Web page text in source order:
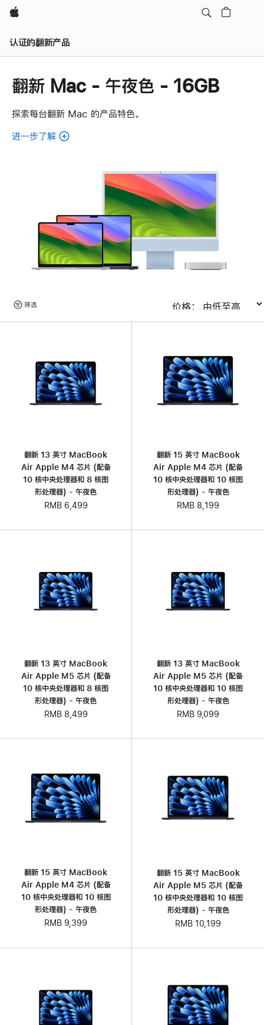
Apple
认证的翻新产品
翻新 Mac - 午夜色 - 16GB
探索每台翻新 Mac 的产品特色。
进一步了解
Mac。
览
筛选
翻新 13 英寸 MacBook
Air Apple M4 芯片 (配备
10 核中央处理器和 8 核图
形处理器) - 午夜色
RMB 6,499
翻新 15 英寸 MacBook
Air Apple M4 芯片 (配备
10 核中央处理器和 10 核图
形处理器) - 午夜色
RMB 8,199
翻新 13 英寸 MacBook
Air Apple M5 芯片 (配备
10 核中央处理器和 8 核图
形处理器) - 午夜色
RMB 8,499
翻新 13 英寸 MacBook
Air Apple M5 芯片 (配备
10 核中央处理器和 10 核图
形处理器) - 午夜色
RMB 9,099
翻新 15 英寸 MacBook
Air Apple M4 芯片 (配备
10 核中央处理器和 10 核图
形处理器) - 午夜色
RMB 9,399
翻新 15 英寸 MacBook
Air Apple M5 芯片 (配备
10 核中央处理器和 10 核图
形处理器) - 午夜色
RMB 10,199